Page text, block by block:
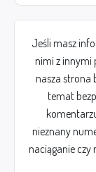
Jeśli masz
nimi z innymi
nasza strona
temat
nieznany
naciąganie czy